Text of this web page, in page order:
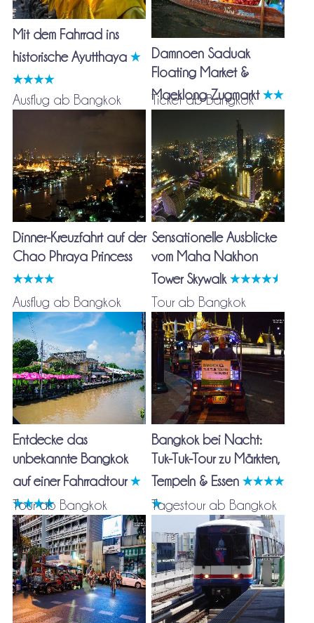
Mit dem Fahrrad ins
historische Ayutthaya
Damnoen Saduak
Floating Market &
Maeklong Zugmarkt
Ausflug ab Bangkok
Dinner-Kreuzfahrt auf der
Chao Phraya Princess
Ticket ab Bangkok
Sensationelle Ausblicke
vom Maha Nakhon
Tower Skywalk
Ausflug ab Bangkok
Entdecke das
unbekannte Bangkok
auf einer Fahrradtour
Tour ab Bangkok
Bangkok bei Nacht:
Tuk-Tuk-Tour zu Märkten,
Tempeln & Essen
Tour ab Bangkok
Tagestour ab Bangkok